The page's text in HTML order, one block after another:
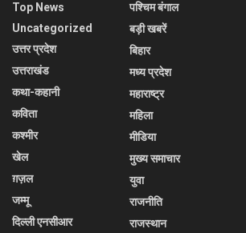
Top News
Uncategorized
उत्तर प्रदेश
उत्तराखंड
कथा-कहानी
कविता
कश्मीर
खेल
ग़ज़ल
जम्मू
दिल्ली एनसीआर
पश्चिम बंगाल
बड़ी खबरें
बिहार
मध्य प्रदेश
महाराष्ट्र
महिला
मीडिया
मुख्य समाचार
युवा
राजनीति
राजस्थान